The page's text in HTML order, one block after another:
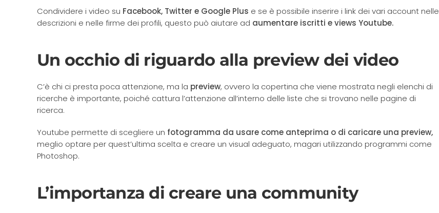
Condividere i video su Facebook, Twitter e Google Plus e se è possibile inserire i link dei vari account nelle
descrizioni e nelle firme dei profili, questo può aiutare ad aumentare iscritti e views Youtube.
Un occhio di riguardo alla preview dei video
C’è chi ci presta poca attenzione, ma la preview, ovvero la copertina che viene mostrata negli elenchi di
ricerche è importante, poiché cattura l’attenzione all’interno delle liste che si trovano nelle pagine di
ricerca.
Youtube permette di scegliere un fotogramma da usare come anteprima o di caricare una preview,
meglio optare per quest’ultima scelta e creare un visual adeguato, magari utilizzando programmi come
Photoshop.
L’importanza di creare una community